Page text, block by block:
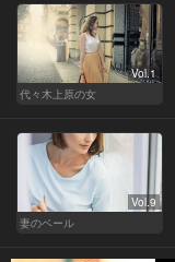
Vol.1
代々木上原の女
Vol.9
妻のベール